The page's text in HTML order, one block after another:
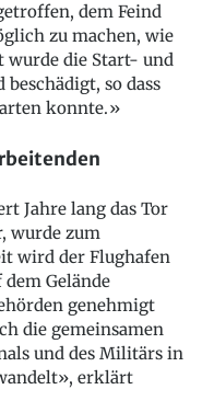
dem Feind
zu machen, wie
wurde die Start- und
so dass
konnte.»
Jahre lang das Tor
wurde zum
wird der Flughafen
Gelände
genehmigt
die gemeinsamen
und des Militärs in
erklärt